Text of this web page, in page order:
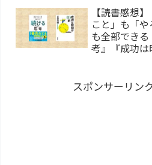
【読書感想
こと」も「や
も全部でき
考』『成功は
スポンサーリン